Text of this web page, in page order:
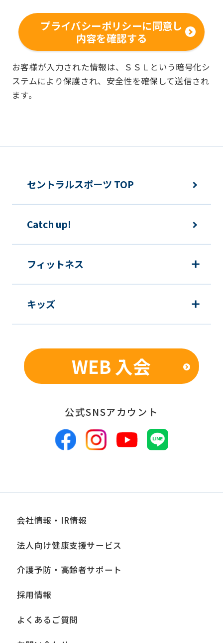
客様の個人情報を収集いたします。
■個人情報の利用
お客様からお預かりした個人情報は、以
下の目的で使用させて頂きます。また、
違法または不当な行為を助長し、または
ご利用上の諸連絡や利用状況の確認の
む）等、新商品・サービスの立案・開
発・実施のため
新商品・サービスやイベント情報を含
個人を特定できないよう加工したうえ
での統計的なデータの作成、活用、公
■個人情報の管理
当社は、お客様からお預かりした個人情
ざん、紛失等がないよう適正な管理に努
めます。当社において安全管理のために
講じている措置の内容については、本プ
■個人情報の開示
当社は、お客様からお預かりした個人情
本人の同意なく第三者に提供、開示いた
しません。ただし、法令により当社がお
る場合、あらかじめ当社との間で秘密保
プライバシーポリシーに同意し
内容を確認する
お客様が入力された情報は、ＳＳＬという暗号化シ
ステムにより保護され、安全性を確保して送信され
ます。
セントラルスポーツ TOP
Catch up!
フィットネス
キッズ
WEB 入会
公式SNSアカウント
会社情報・IR情報
法人向け健康支援サービス
介護予防・高齢者サポート
採用情報
よくあるご質問